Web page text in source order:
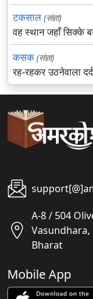
टकसाल (संज्ञा)
वह स्थान जहाँ सिक्के
कसक (संज्ञा)
रह-रहकर उठनेवाला
A-8 / 504
Vasundhara,
Bharat
Mobile App